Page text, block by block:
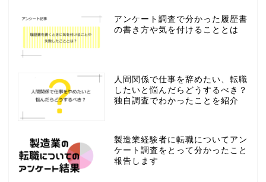
アンケート調査で分かった履歴書
の書き方や気を付けることとは
人間関係で仕事を辞めたい、転職
したいと悩んだらどうするべき？
独自調査でわかったことを紹介
製造業経験者に転職についてアン
ケート調査をとって分かったこと
報告します